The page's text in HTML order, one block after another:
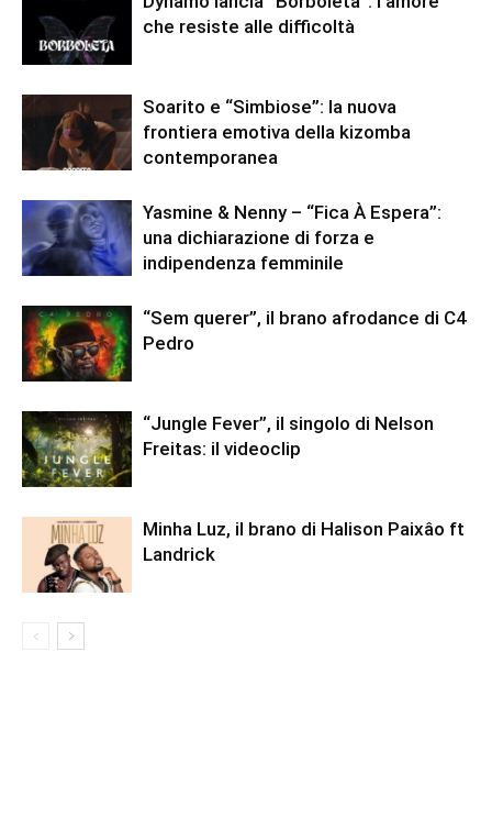
che resiste alle difficoltà
Soarito e “Simbiose”: la nuova
frontiera emotiva della kizomba
contemporanea
Yasmine & Nenny – “Fica À Espera”:
una dichiarazione di forza e
indipendenza femminile
“Sem querer”, il brano afrodance di C4
Pedro
“Jungle Fever”, il singolo di Nelson
Freitas: il videoclip
Minha Luz, il brano di Halison Paixâo ft
Landrick